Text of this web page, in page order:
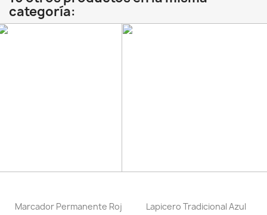
categoría:
Marcador Permanente Rojo Lapicero Tradicional Azul